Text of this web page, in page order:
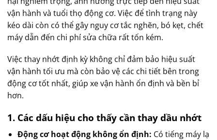
vận hành và tuổi thọ động cơ. Việc để tình trạng này
kéo dài còn có thể gây nguy cơ tắc nghẽn, bó kẹt, chết
máy dẫn đến chi phí sửa chữa rất tốn kém.
Việc thay nhớt định kỳ không chỉ đảm bảo hiệu suất
vận hành tối ưu mà còn bảo vệ các chi tiết bên trong
động cơ tốt nhất, giúp xe vận hành ổn định và bền bỉ
hơn.
1. Các dấu hiệu cho thấycần thaydầu nhớt
Động cơ hoạt động không ổn định: Có tiếng máy lạ